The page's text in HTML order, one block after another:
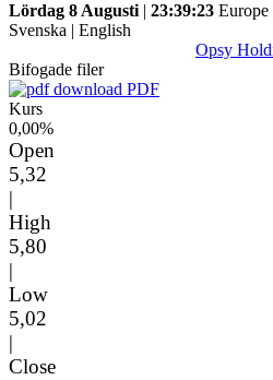
Lördag 8 Augusti | 23:39:23
Svenska | English
Opsy
Bifogade filer
PDF
Kurs
0,00%
Open
5,32
|
High
5,80
|
Low
5,02
|
Close